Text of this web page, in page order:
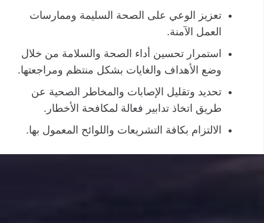
تعزيز الوعي على الصحة السليمة وممارسات
العمل الآمنة.
استمرار تحسين أداء الصحة والسلامة من خلال
وضع الأهداف والغايات بشكل منتظم ومراجعتها.
تحديد وتقليل الإصابات والمخاطر الصحية عن
طريق اتخاذ تدابير فعالة لمكافحة الأخطار.
الالتزام بكافة التشريعات واللوائح المعمول بها.